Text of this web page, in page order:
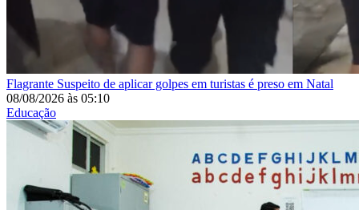
Flagrante Suspeito de aplicar golpes em turistas é preso em Natal
08/08/2026 às 05:10
Educação